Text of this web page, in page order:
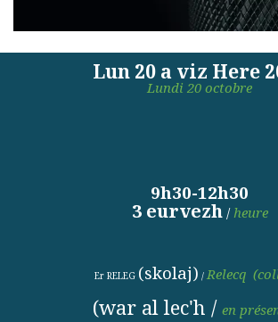
Lun 20 a viz Here
Lundi 20 octobre
9h30-12h30
3 eurvezh/heure
Er RELEG (skolaj) / Relecq (
(war al lec'h / en